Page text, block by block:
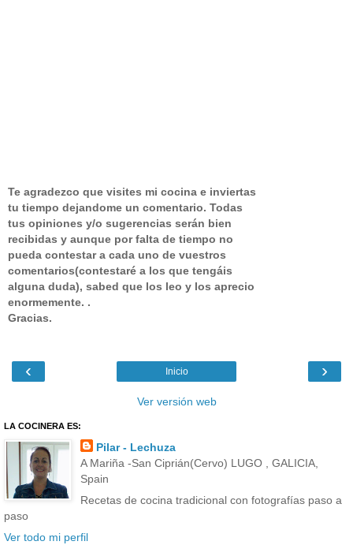
Te agradezco que visites mi cocina e inviertas
tu tiempo dejandome un comentario. Todas
tus opiniones y/o sugerencias serán bien
recibidas y aunque por falta de tiempo no
pueda contestar a cada uno de vuestros
comentarios(contestaré a los que tengáis
alguna duda), sabed que los leo y los aprecio
enormemente. .
Gracias.
‹ ›
Inicio
Ver versión web
LA COCINERA ES:
Pilar - Lechuza
A Mariña -San Ciprián(Cervo) LUGO , GALICIA,
Spain
Recetas de cocina tradicional con fotografías paso a
paso
Ver todo mi perfil